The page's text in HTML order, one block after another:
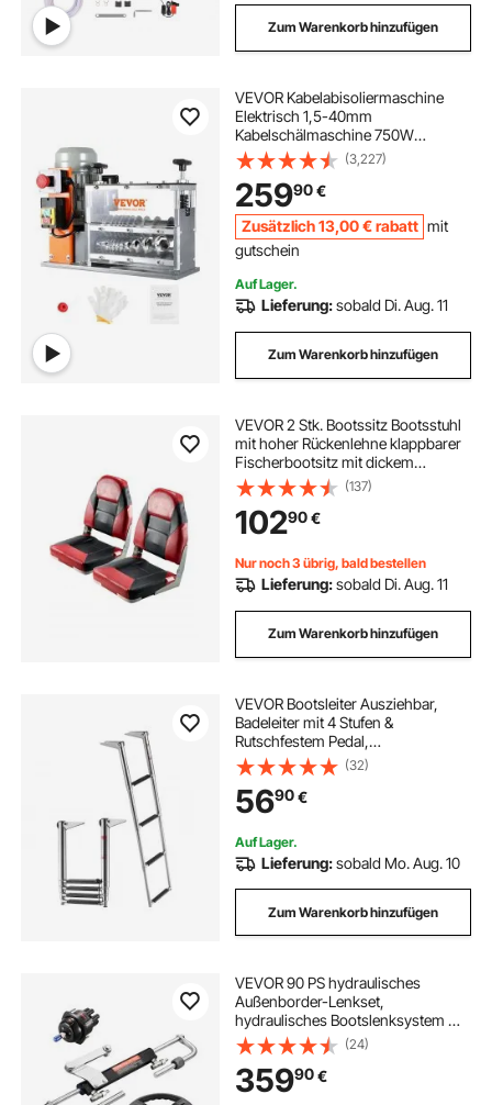
Zum Warenkorb hinzufügen
VEVOR Kabelabisoliermaschine
Elektrisch 1,5-40mm
Kabelschälmaschine 750W
Abisoliermaschine 30m pro Minute
Geschwindigkeit Abisolierzange
65-Mn-Federstahl Klinge Ideal zum
Abisolieren von Kupferdraht
(3,227)
25990€
Zusätzlich13,00 €rabatt mit
gutschein
Auf Lager.
Lieferung:sobald Di. Aug. 11
Zum Warenkorb hinzufügen
VEVOR 2 Stk. Bootssitz Bootsstuhl
mit hoher Rückenlehne klappbarer
Fischerbootsitz mit dickem
Schwammkissen & wasserdichtem
PVC-Leder, Scharniere aus
Aluminiumlegierung, Schwarz & Rot
(137)
10290€
Nur noch 3 übrig, bald bestellen
Lieferung:sobald Di. Aug. 11
Zum Warenkorb hinzufügen
VEVOR Bootsleiter Ausziehbar,
Badeleiter mit 4 Stufen &
Rutschfestem Pedal,
Schwimmdeckleiter mit 408 kg
Tragkraft für Heckeinstieg,
Teleskopleiter aus 304 Edelstahl für
Boote Docks Pontons
Schwimmbad
(32)
5690€
Auf Lager.
Lieferung:sobald Mo. Aug. 10
Zum Warenkorb hinzufügen
VEVOR 90 PS hydraulisches
Außenborder-Lenkset,
hydraulisches Bootslenksystem mit
342,9 mm Lenkrad, Steuerpumpe,
Hydraulikzylinder und zwei 7924,8
mm Schläuchen für Einzelstation-
Einmotorboote
(24)
35990€